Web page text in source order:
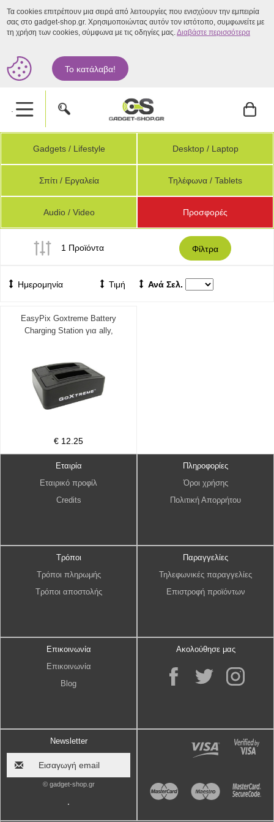
Τα cookies επιτρέπουν μια σειρά από λειτουργίες που ενισχύουν την εμπειρία
σας στο gadget-shop.gr. Χρησιμοποιώντας αυτόν τον ιστότοπο, συμφωνείτε με
τη χρήση των cookies, σύμφωνα με τις οδηγίες μας.Διαβάστε περισσότερα
Το κατάλαβα!
.
Gadgets / Lifestyle Desktop / Laptop
Σπίτι / Εργαλεία Τηλέφωνα / Tablets
Audio / Video Προσφορές
1 Προϊόντα Φίλτρα
Ημερομηνία Τιμή Ανά Σελ.
EasyPix Goxtreme Battery
Charging Station για ally,
€ 12.25
Εταιρία
Εταιρικό προφίλ
Credits
Πληροφορίες
Όροι χρήσης
Πολιτική Απορρήτου
Τρόποι
Τρόποι πληρωμής
Τρόποι αποστολής
Παραγγελίες
Τηλεφωνικές παραγγελίες
Επιστροφή προϊόντων
Επικοινωνία
Επικοινωνία
Blog
Ακολούθησε μας
Newsletter
© gadget-shop.gr
.